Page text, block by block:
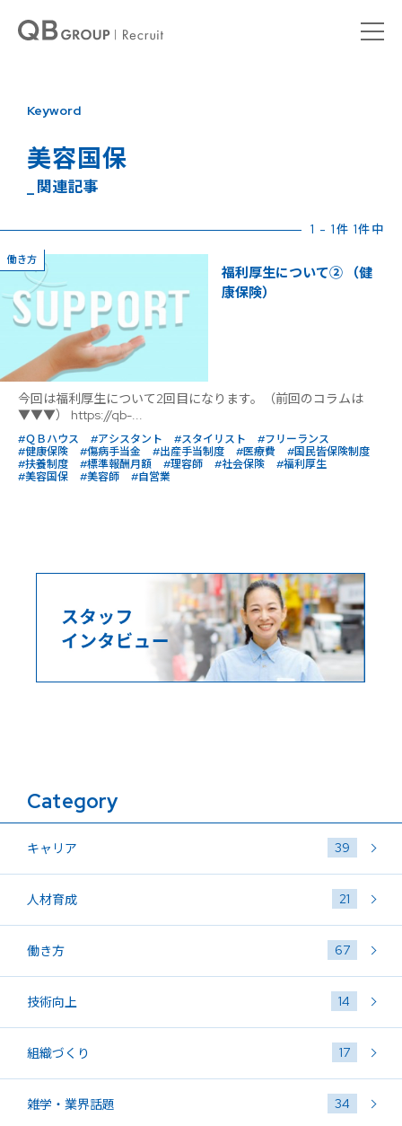
Keyword
美容国保
_ 関連記事
1 - 1件 1件中
働き方
福利厚生について② （健
康保険）
今回は福利厚生について2回目になります。（前回のコラムは
▼▼▼） https://qb-...
#ＱＢハウス #アシスタント #スタイリスト
#フリーランス
#健康保険
#傷病手当金 #出産手当制度 #医療費
#国民皆保険制度
#扶養制度
#標準報酬月額 #理容師 #社会保険
#福利厚生
#美容国保
#美容師 #自営業
Category
キャリア 39
人材育成 21
働き方 67
技術向上 14
組織づくり 17
雑学・業界話題 34